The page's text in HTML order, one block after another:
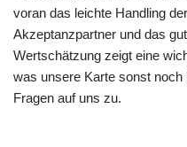
voran das leichte Handling
Akzeptanzpartner und das
Wertschätzung zeigt eine
was unsere Karte sonst
Fragen auf uns zu.